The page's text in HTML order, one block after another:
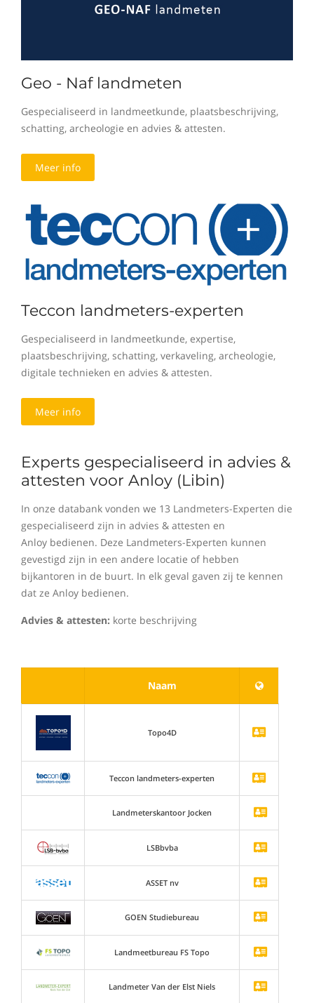
Geo - Naf landmeten
Gespecialiseerd in landmeetkunde, plaatsbeschrijving,
schatting, archeologie en advies & attesten.
Meer info
Teccon landmeters-experten
Gespecialiseerd in landmeetkunde, expertise,
plaatsbeschrijving, schatting, verkaveling, archeologie,
digitale technieken en advies & attesten.
Meer info
Experts gespecialiseerd in advies &
attesten voor Anloy (Libin)
In onze databank vonden we 13 Landmeters-Experten die
gespecialiseerd zijn in advies & attesten en
Anloy bedienen. Deze Landmeters-Experten kunnen
gevestigd zijn in een andere locatie of hebben
bijkantoren in de buurt. In elk geval gaven zij te kennen
dat ze Anloy bedienen.
Advies & attesten: korte beschrijving
Naam
Topo4D
Teccon landmeters-experten
Landmeterskantoor Jocken
LSBbvba
ASSET nv
GOEN Studiebureau
Landmeetbureau FS Topo
Landmeter Van der Elst Niels